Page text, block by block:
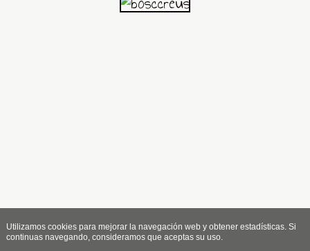
Utilizamos cookies para mejorar la navegación web y obtener estadísticas. Si
continuas navegando, consideramos que aceptas su uso.